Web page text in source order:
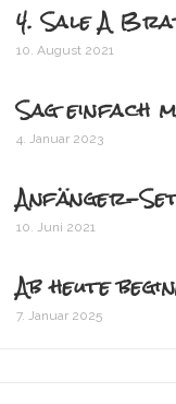
4. Sale A
10. August 2021
Sag einfach
4. Januar 2023
Anfänger-
10. Juni 2021
Ab heute
7. Januar 2025